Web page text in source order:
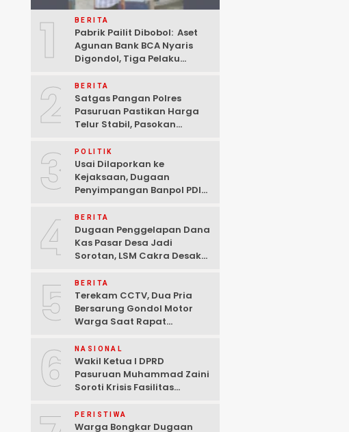
1 BERITA
Pabrik Pailit Dibobol: Aset
Agunan Bank BCA Nyaris
Digondol, Tiga Pelaku
Pasuruan
2 BERITA
Satgas Pangan Polres
Pasuruan Pastikan Harga
Telur Stabil, Pasokan
Kekhawatiran Fluktuasi
3 POLITIK
Usai Dilaporkan ke
Kejaksaan, Dugaan
Penyimpangan Banpol PDIP
Tuntas “6 Eks Ketua PAC
Cabut Laporan”
4 BERITA
Dugaan Penggelapan Dana
Kas Pasar Desa Jadi
Sorotan, LSM Cakra Desak
5 BERITA
Terekam CCTV, Dua Pria
Bersarung Gondol Motor
Warga Saat Rapat
6 NASIONAL
Wakil Ketua I DPRD
Pasuruan Muhammad Zaini
Soroti Krisis Fasilitas
Anggaran
PERISTIWA
Warga Bongkar Dugaan